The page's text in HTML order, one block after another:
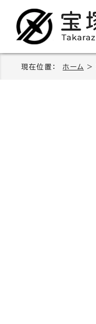
現在位置： ホーム >